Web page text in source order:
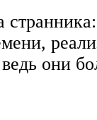
они